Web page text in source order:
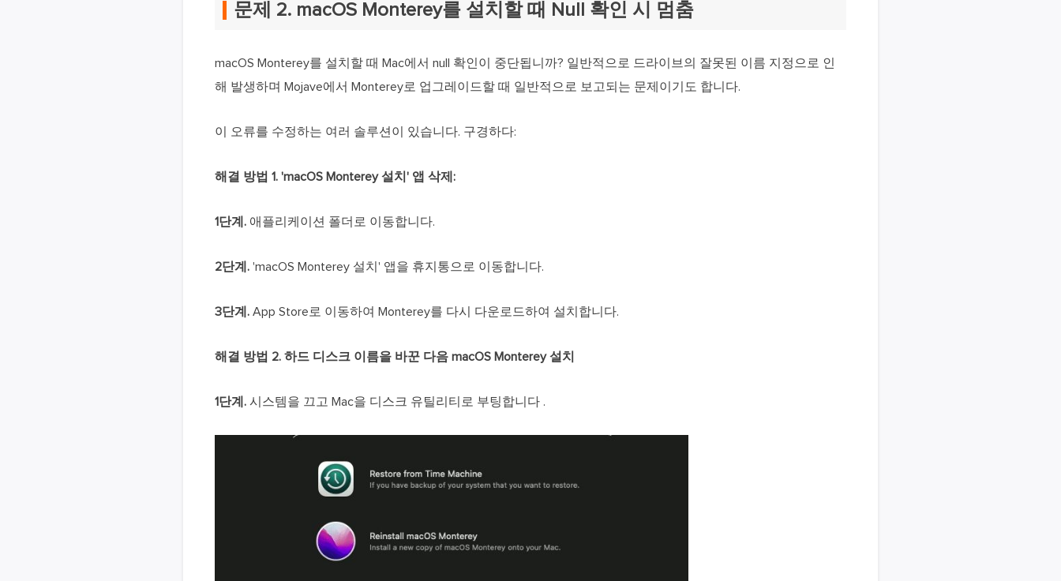
문제 2. macOS Monterey를 설치할 때 Null 확인 시 멈춤
macOS Monterey를 설치할 때 Mac에서 null 확인이 중단됩니까? 일반적으로 드라이브의 잘못된 이름 지정으로 인
해 발생하며 Mojave에서 Monterey로 업그레이드할 때 일반적으로 보고되는 문제이기도 합니다.
이 오류를 수정하는 여러 솔루션이 있습니다. 구경하다:
해결 방법 1. 'macOS Monterey 설치' 앱 삭제:
1단계. 애플리케이션 폴더로 이동합니다.
2단계. 'macOS Monterey 설치' 앱을 휴지통으로 이동합니다.
3단계. App Store로 이동하여 Monterey를 다시 다운로드하여 설치합니다.
해결 방법 2. 하드 디스크 이름을 바꾼 다음 macOS Monterey 설치
1단계. 시스템을 끄고 Mac을 디스크 유틸리티로 부팅합니다 .